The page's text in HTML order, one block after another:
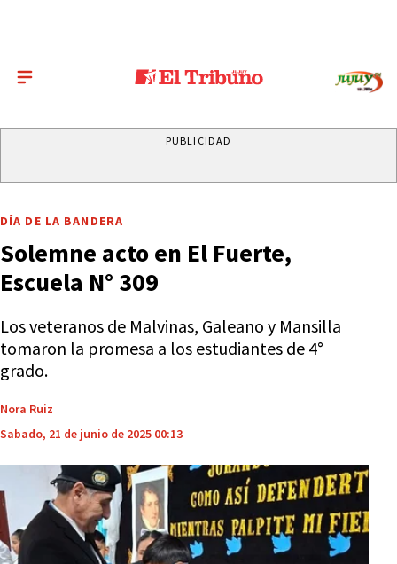
PUBLICIDAD
DÍA DE LA BANDERA
Solemne acto en El Fuerte,
Escuela N° 309
Los veteranos de Malvinas, Galeano y Mansilla
tomaron la promesa a los estudiantes de 4°
grado.
Nora Ruiz
Sabado, 21 de junio de 2025 00:13